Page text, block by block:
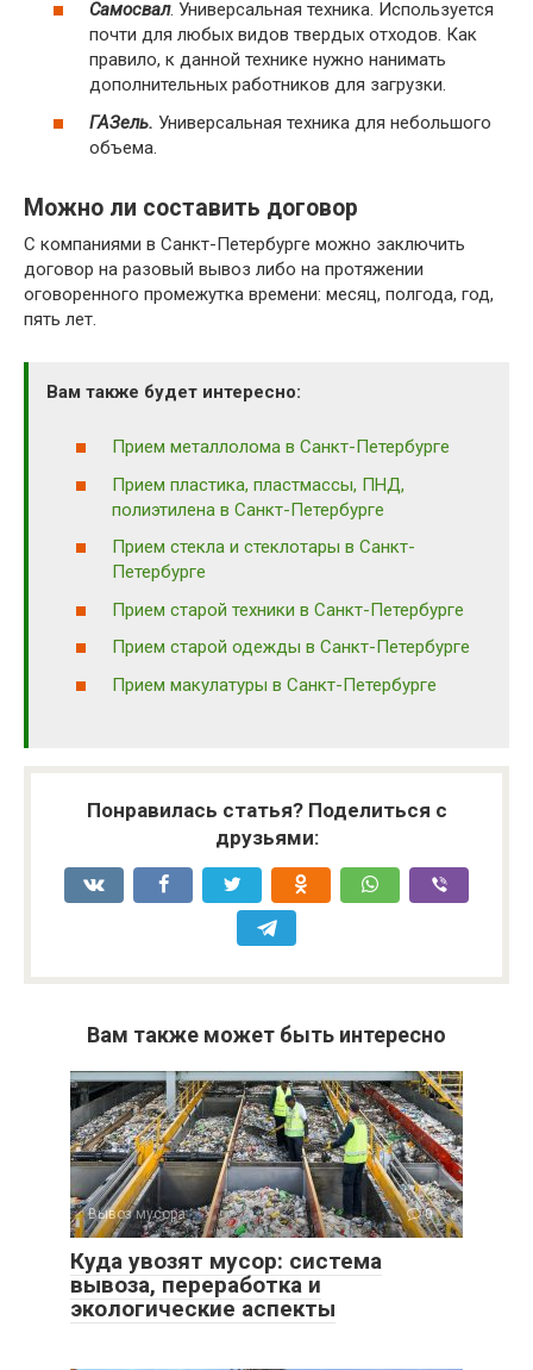
Самосвал. Универсальная техника. Используется
почти для любых видов твердых отходов. Как
правило, к данной технике нужно нанимать
дополнительных работников для загрузки.
ГАЗель. Универсальная техника для небольшого
объема.
Можно ли составить договор
С компаниями в Санкт-Петербурге можно заключить
договор на разовый вывоз либо на протяжении
оговоренного промежутка времени: месяц, полгода, год,
пять лет.
Вам также будет интересно:
Прием металлолома в Санкт-Петербурге
Прием пластика, пластмассы, ПНД,
полиэтилена в Санкт-Петербурге
Прием стекла и стеклотары в Санкт-
Петербурге
Прием старой техники в Санкт-Петербурге
Прием старой одежды в Санкт-Петербурге
Прием макулатуры в Санкт-Петербурге
Понравилась статья? Поделиться с
друзьями:
Вам также может быть интересно
Вывоз мусора 0
Куда увозят мусор: система
вывоза, переработка и
экологические аспекты